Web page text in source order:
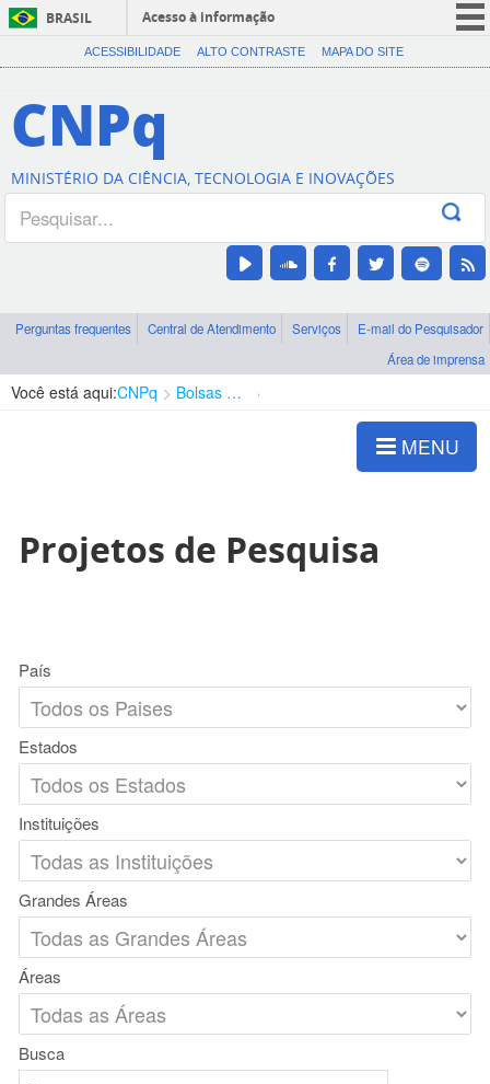
BRASIL
Acesso à informação
CORONAVÍRUS (COVID-19)
Canais
ACESSIBILIDADE ALTO CONTRASTE MAPA DO SITE
CNPq
MINISTÉRIO DA CIÊNCIA, TECNOLOGIA E INOVAÇÕES
Perguntas frequentes Central de Atendimento Serviços
E-mail do Pesquisador
Área de imprensa
Você está aqui:CNPq Bolsas e Auxílios Vigentes
MENU
Projetos de Pesquisa
País
Estados
Instituições
Grandes Áreas
Áreas
Busca